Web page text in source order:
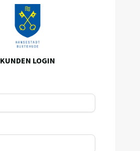
KUNDEN LOGIN